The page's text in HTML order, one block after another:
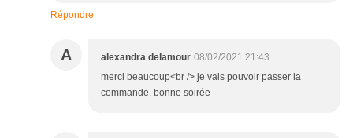
Répondre
A alexandra delamour 08/02/2021 21:43
merci beaucoup<br /> je vais pouvoir passer la
commande. bonne soirée